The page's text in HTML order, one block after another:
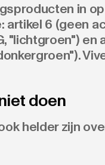
in
6 (geen
"lichtgroen") en
doen
helder zijn